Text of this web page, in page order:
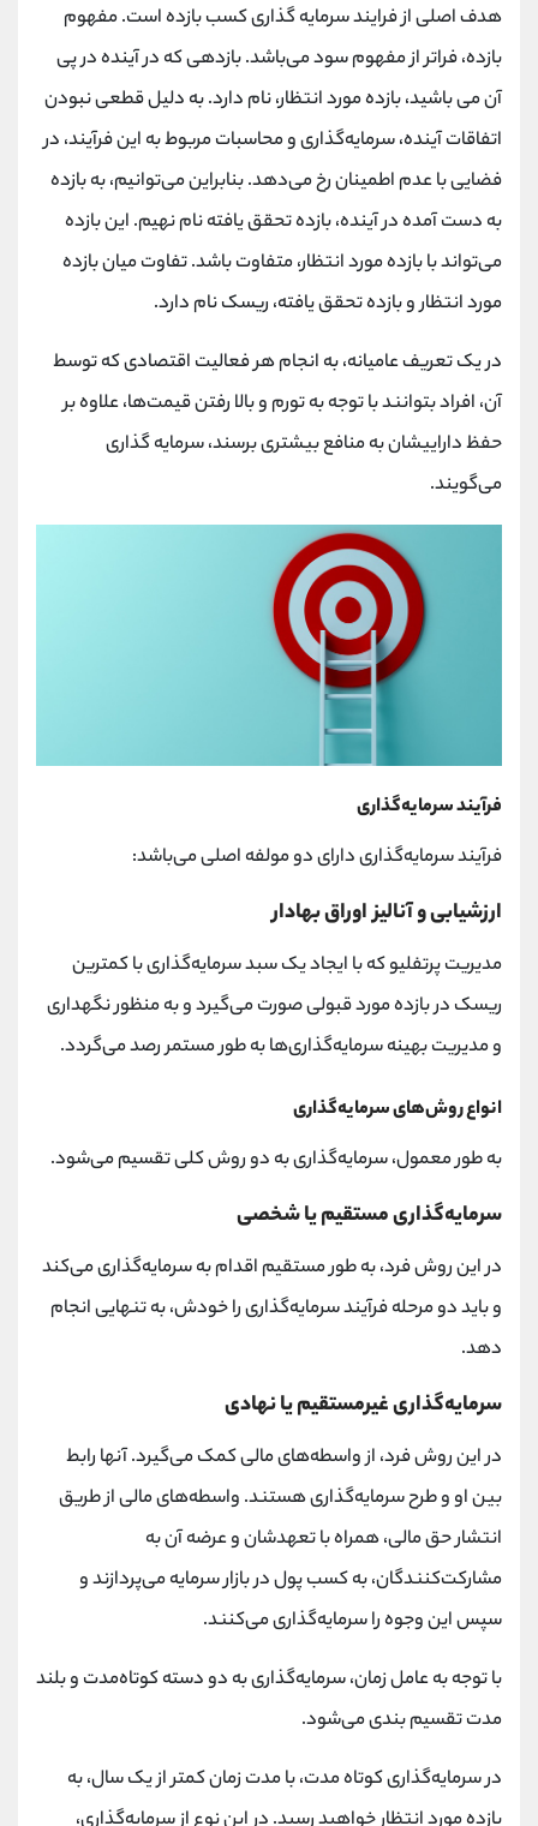
هدف اصلی از فرایند سرمایه گذاری کسب بازده است. مفهوم
بازده، فراتر از مفهوم سود می‌باشد. بازدهی که در آینده در پی
آن می باشید، بازده مورد انتظار، نام دارد. به دلیل قطعی نبودن
اتفاقات آینده، سرمایه‌گذاری و محاسبات مربوط به این فرآیند، در
فضایی با عدم اطمینان رخ می‌دهد. بنابراین می‌توانیم، به بازده
به دست آمده در آینده، بازده تحقق یافته نام نهیم. این بازده
می‌تواند با بازده مورد انتظار، متفاوت باشد. تفاوت میان بازده
مورد انتظار و بازده تحقق یافته، ریسک نام دارد.
در یک تعریف عامیانه، به انجام هر فعالیت اقتصادی که توسط
آن، افراد بتوانند با توجه به تورم و بالا رفتن قیمت‌ها، علاوه بر
حفظ داراییشان به منافع بیشتری برسند، سرمایه گذاری
می‌گویند.
فرآیند سرمایه‌گذاری
فرآیند سرمایه‌گذاری دارای دو مولفه اصلی می‌باشد:
ارزشیابی و آنالیز اوراق بهادار
مدیریت پرتفلیو که با ایجاد یک سبد سرمایه‌گذاری با کمترین
ریسک در بازده مورد قبولی صورت می‌گیرد و به منظور نگهداری
و مدیریت بهینه سرمایه‌گذاری‌ها به طور مستمر رصد می‌گردد.
انواع روش‌های سرمایه‌گذاری
به طور معمول، سرمایه‌گذاری به دو روش کلی تقسیم می‌شود.
سرمایه‌گذاری مستقیم یا شخصی
در این روش فرد، به طور مستقیم اقدام به سرمایه‌گذاری می‌کند
و باید دو مرحله فرآیند سرمایه‌گذاری را خودش، به تنهایی انجام
دهد.
سرمایه‌گذاری غیرمستقیم یا نهادی
در این روش فرد، از واسطه‌های مالی کمک می‌گیرد. آنها رابط
بین او و طرح سرمایه‌گذاری هستند. واسطه‌های مالی از طریق
انتشار حق مالی، همراه با تعهدشان و عرضه آن به
مشارکت‌کنندگان، به کسب پول در بازار سرمایه می‌پردازند و
سپس این وجوه را سرمایه‌گذاری می‌کنند.
با توجه به عامل زمان، سرمایه‌گذاری به دو دسته کوتاه‌مدت و بلند
مدت تقسیم بندی می‌شود.
در سرمایه‌گذاری کوتاه مدت، با مدت زمان کمتر از یک سال، به